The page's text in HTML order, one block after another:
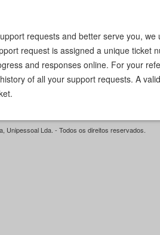
requests and better serve you, we
request is assigned a unique ticket
and responses online. For your
of all your support requests. A
Unipessoal Lda. - Todos os direitos reservados.